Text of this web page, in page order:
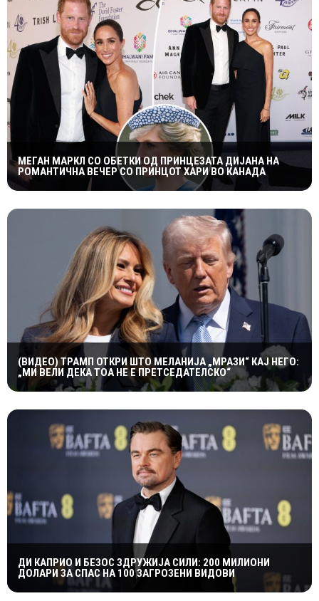
МЕГАН МАРКЛ СО ОБЕТКИ ОД ПРИНЦЕЗАТА ДИЈАНА НА
РОМАНТИЧНА ВЕЧЕР СО ПРИНЦОТ ХАРИ ВО КАНАДА
(ВИДЕО) ТРАМП ОТКРИ ШТО МЕЛАНИЈА „МРАЗИ“ КАЈ НЕГО:
„МИ ВЕЛИ ДЕКА ТОА НЕ Е ПРЕТСЕДАТЕЛСКО“
ДИ КАПРИО И БЕЗОС ЗДРУЖИЈА СИЛИ: 200 МИЛИОНИ
ДОЛАРИ ЗА СПАС НА 100 ЗАГРОЗЕНИ ВИДОВИ